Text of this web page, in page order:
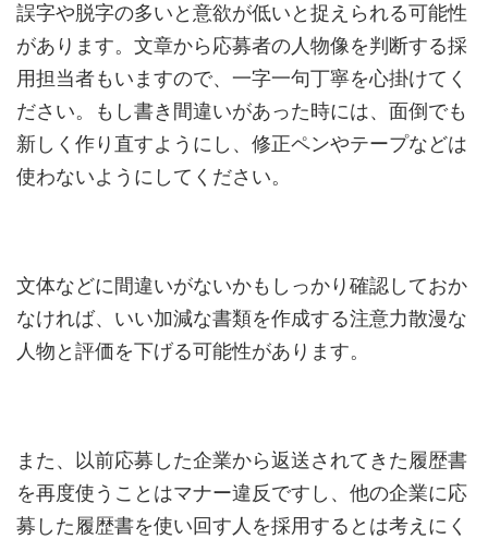
誤字や脱字の多いと意欲が低いと捉えられる可能性
があります。文章から応募者の人物像を判断する採
用担当者もいますので、一字一句丁寧を心掛けてく
ださい。もし書き間違いがあった時には、面倒でも
新しく作り直すようにし、修正ペンやテープなどは
使わないようにしてください。
文体などに間違いがないかもしっかり確認しておか
なければ、いい加減な書類を作成する注意力散漫な
人物と評価を下げる可能性があります。
また、以前応募した企業から返送されてきた履歴書
を再度使うことはマナー違反ですし、他の企業に応
募した履歴書を使い回す人を採用するとは考えにく